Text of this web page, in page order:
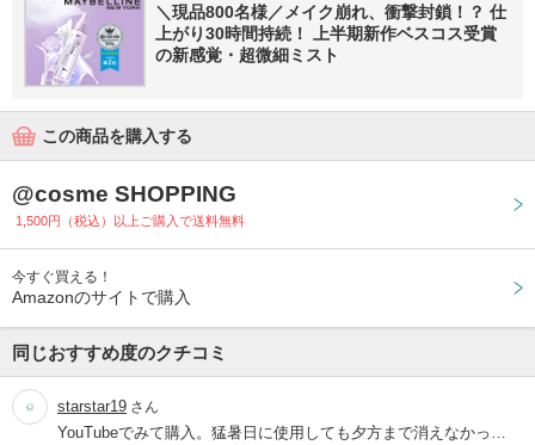
＼現品800名様／メイク崩れ、衝撃封鎖！？ 仕
上がり30時間持続！ 上半期新作ベスコス受賞
の新感覚・超微細ミスト
この商品を購入する
@cosme SHOPPING
1,500円（税込）以上ご購入で送料無料
今すぐ買える！
Amazonのサイトで購入
同じおすすめ度のクチコミ
starstar19 さん
YouTubeでみて購入。猛暑日に使用しても夕方まで消えなかっ…